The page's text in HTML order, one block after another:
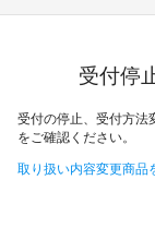
受付停
受付の停止、受付方法
をご確認ください。
取り扱い内容変更商品